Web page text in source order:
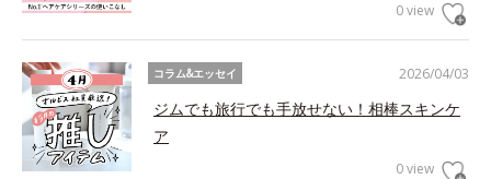
0 view
2026/04/03
コラム&エッセイ
ジムでも旅行でも手放せない！相棒スキンケ
ア
0 view